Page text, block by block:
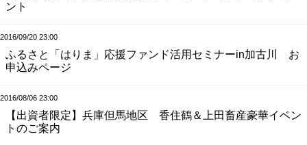
ント
2016/09/20 23:00
ふるさと「はりま」応援ファンド活用セミナーin加古川 お
申込みページ
2016/08/06 23:00
【出資者限定】兵庫但馬地区 香住鶴＆上田畜産豪華イベン
トのご案内